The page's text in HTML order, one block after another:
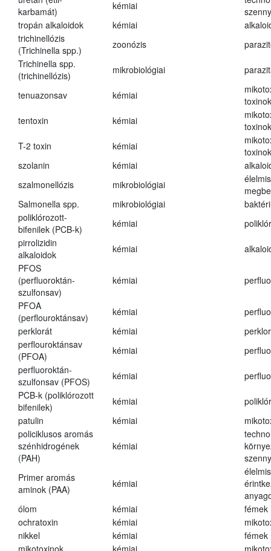
karbamát)
kémiai
tropán alkaloidok
kémiai
trichinellózis
(Trichinella spp.)
zoonózis
Trichinella spp.
(trichinellózis)
mikrobiológiai
tenuazonsav kémiai
toxinok
tentoxin
kémiai
toxinok
T-2 toxin
kémiai
toxinok
szolanin
kémiai
szalmonellózis
mikrobiológiai
Salmonella spp.
mikrobiológiai
poliklórozott-
bifenilek (PCB-k)
kémiai
pirrolizidin
alkaloidok
kémiai
PFOS
(perfluoroktán-
szulfonsav)
kémiai
PFOA
(perflouroktánsav)
kémiai
perklorát
kémiai
perflouroktánsav
(PFOA)
kémiai
perfluoroktán-
szulfonsav (PFOS)
kémiai
PCB-k (poliklórozott
bifenilek)
kémiai
patulin
kémiai
policiklusos aromás
szénhidrogének
(PAH)
kémiai
Primer aromás
aminok (PAA)
kémiai
ólom
kémiai
fémek
ochratoxin
kémiai
nikkel
kémiai
fémek